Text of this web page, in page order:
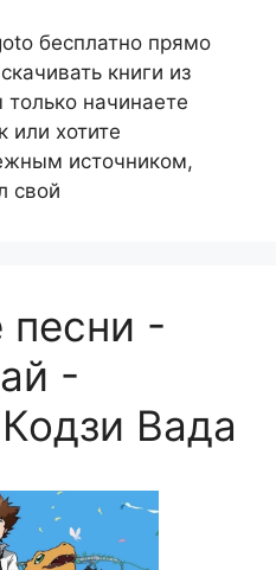
бесплатно прямо
книги из
начинаете
или хотите
источником,
свой
песни -
-
Вада